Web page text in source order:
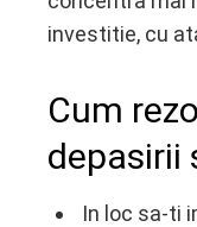
investitie, cu
Cum
depasirii
In loc sa-ti